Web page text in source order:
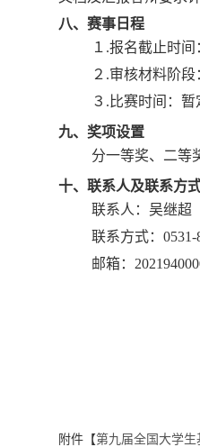
八、赛事日程
１ .报名截止时间
２ .审核材料阶段
３ . 比赛时间：暂
九、奖项设置
分一等奖、二等
十、联系人及联系方
联系人：吴继超
联系方式：0531-
邮箱：
附件【第九届全国大学